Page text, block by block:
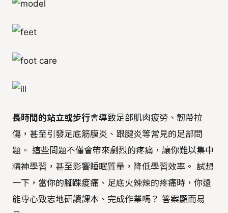
長時間的站立或步行會導致足部肌肉疲勞、韌帶拉
傷，甚至引發足底筋膜炎、跟腱炎等常見的足部問
題。 這些問題不僅會帶來劇烈的疼痛，讓你難以集中
精神學習，甚至影響睡眠質量，降低學習效率。 試想
一下，當你的腳踝痠痛、足底火辣辣的疼痛時，你還
能專心致志地研讀課本、完成作業嗎？ 答案顯而易